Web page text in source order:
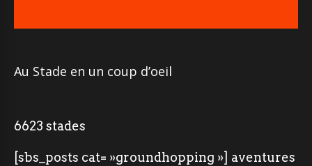
Au Stade en un coup d’oeil
6623 stades
[sbs_posts cat= »groundhopping »] aventures